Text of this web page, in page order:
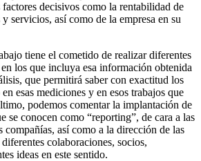
decisivos como la rentabilidad de
servicios, así como de la empresa en su
tiene el cometido de realizar diferentes
los que incluya esa información obtenida
que permitirá saber con exactitud los
esas mediciones y en esos trabajos que
podemos comentar la implantación de
se conocen como “reporting”, de cara a las
compañías, así como a la dirección de las
colaboraciones, socios,
ideas en este sentido.